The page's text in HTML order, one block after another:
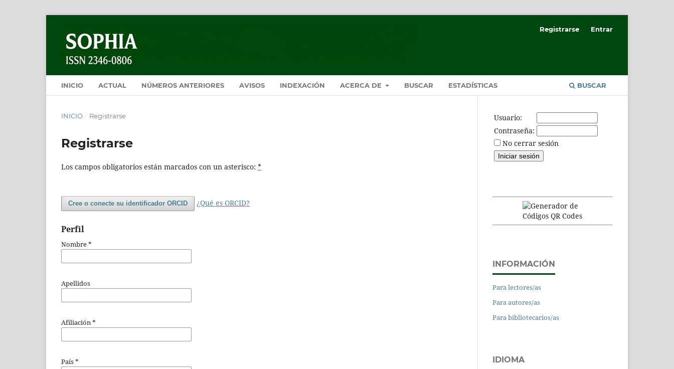
INICIO ACTUAL NÚMEROS ANTERIORES AVISOS INDEXACIÓN ACERCA DE BUSCAR ESTADÍSTICAS BUSCAR
Registrarse Entrar
INICIO / Registrarse
Registrarse
Los campos obligatorios están marcados con un asterisco: *
Cree o conecte su identificador ORCID ¿Qué es ORCID?
Perfil
Nombre*
Apellidos
Afiliación*
País*
Usuario:
Contraseña:
No cerrar sesión
INFORMACIÓN
Para lectores/as
Para autores/as
Para bibliotecarios/as
IDIOMA